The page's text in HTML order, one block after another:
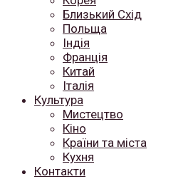
Близький Схід
Польща
Індія
Франція
Китай
Італія
Культура
Мистецтво
Кіно
Країни та міста
Кухня
Контакти